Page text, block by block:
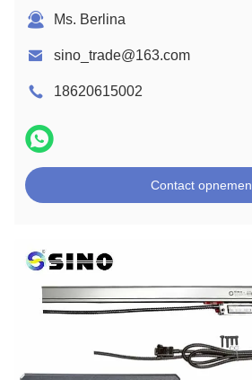
Ms. Berlina
sino_trade@163.com
18620615002
Contact opnemen